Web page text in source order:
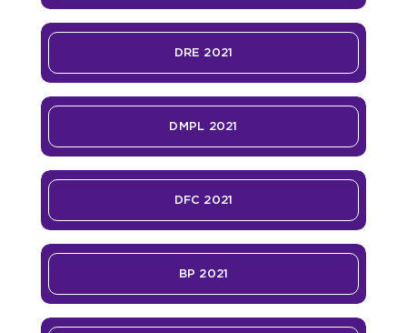
DRE 2021
DMPL 2021
DFC 2021
BP 2021